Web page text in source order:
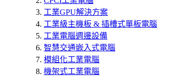
工業GPU解決方案
工業級主機板 & 插槽式單板電腦
工業電腦週邊設備
智慧交通嵌入式電腦
模組化工業電腦
機架式工業電腦